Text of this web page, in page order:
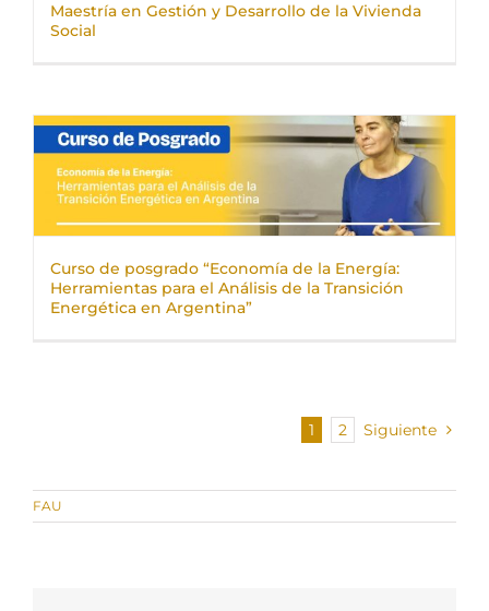
Maestría en Gestión y Desarrollo de la Vivienda
Social
Curso de posgrado “Economía de la Energía:
Herramientas para el Análisis de la Transición
Energética en Argentina”
1 2 Siguiente
FAU